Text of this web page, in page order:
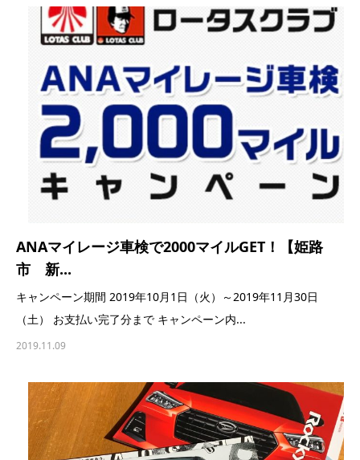
ANAマイレージ車検で2000マイルGET！【姫路
市 新...
キャンペーン期間 2019年10月1日（火）～2019年11月30日
（土） お支払い完了分まで キャンペーン内...
2019.11.09